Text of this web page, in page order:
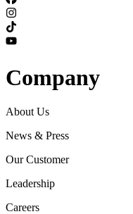
Company
About Us
News & Press
Our Customer
Leadership
Careers